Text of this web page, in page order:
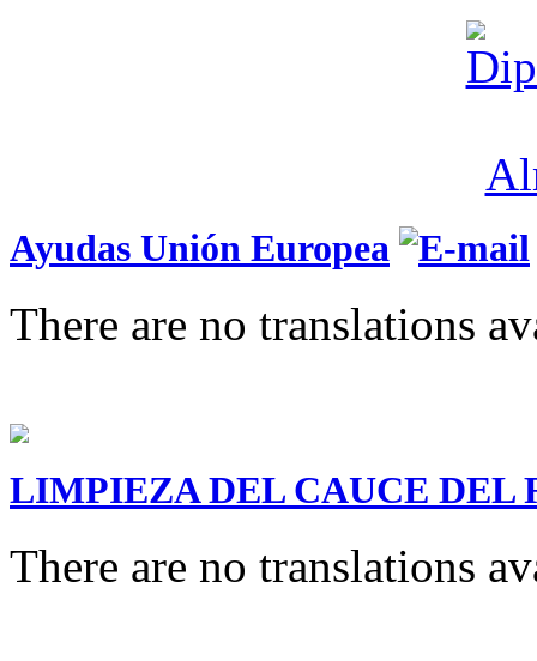
Ayudas Unión Europea
There are no translations
LIMPIEZA DEL CAUCE DEL
There are no translations